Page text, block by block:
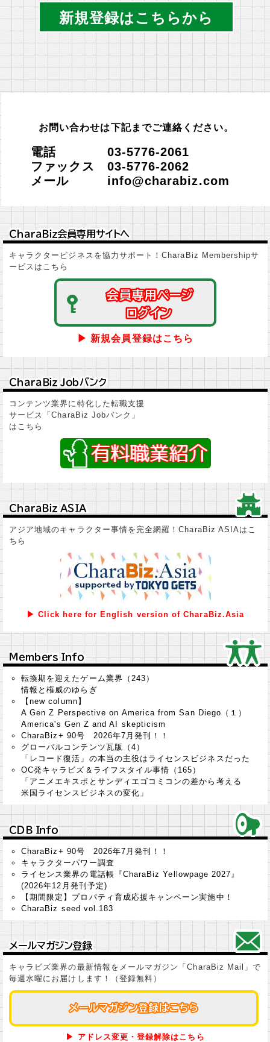
新規登録はこちらから
お問い合わせは下記までご連絡ください。
電話 03-5776-2061
ファックス 03-5776-2062
メール info@charabiz.com
ＣｈａｒａＢｉｚ会員専用サイトへ
ＣｈａｒａＢｉｚ会員専用サイトへ
キャラクタービジネスを協力サポート！CharaBiz Membershipサ
ービスはこちら
会員専用ページ
会員専用ページ
ログイン
ログイン
▶ 新規会員登録はこちら
ＣｈａｒａＢｉｚ Ｊｏｂバンク
ＣｈａｒａＢｉｚ Ｊｏｂバンク
コンテンツ業界に特化した転職支援
サービス「CharaBiz Jobバンク」
はこちら
ＣｈａｒａＢｉｚ ＡＳＩＡ
ＣｈａｒａＢｉｚ ＡＳＩＡ
アジア地域のキャラクター事情を完全網羅！CharaBiz ASIAはこ
ちら
▶ Click here for English version of CharaBiz.Asia
Ｍｅｍｂｅｒｓ Ｉｎｆｏ
Ｍｅｍｂｅｒｓ Ｉｎｆｏ
転換期を迎えたゲーム業界（243）
情報と権威のゆらぎ
【new column】
A Gen Z Perspective on America from San Diego（１）
America's Gen Z and AI skepticism
CharaBiz+ 90号 2026年7月発刊！！
グローバルコンテンツ瓦版（4）
「レコード復活」の本当の主役はライセンスビジネスだった
OC発キャラビズ＆ライフスタイル事情（165）
「アニメエキスポとサンディエゴコミコンの差から考える
米国ライセンスビジネスの変化」
ＣＤＢ Ｉｎｆｏ
ＣＤＢ Ｉｎｆｏ
CharaBiz+ 90号 2026年7月発刊！！
キャラクターパワー調査
ライセンス業界の電話帳『CharaBiz Yellowpage 2027』
(2026年12月発刊予定)
【期間限定】プロパティ育成応援キャンペーン実施中！
CharaBiz seed vol.183
メールマガジン登録
メールマガジン登録
キャラビズ業界の最新情報をメールマガジン「CharaBiz Mail」で
毎週水曜にお届けします！（登録無料）
メールマガジン登録はこちら
メールマガジン登録はこちら
▶ アドレス変更・登録解除はこちら